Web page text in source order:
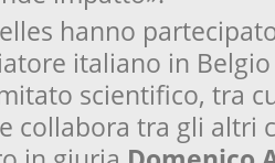
hanno
italiano in
scientifico, tra
collabora tra gli altri